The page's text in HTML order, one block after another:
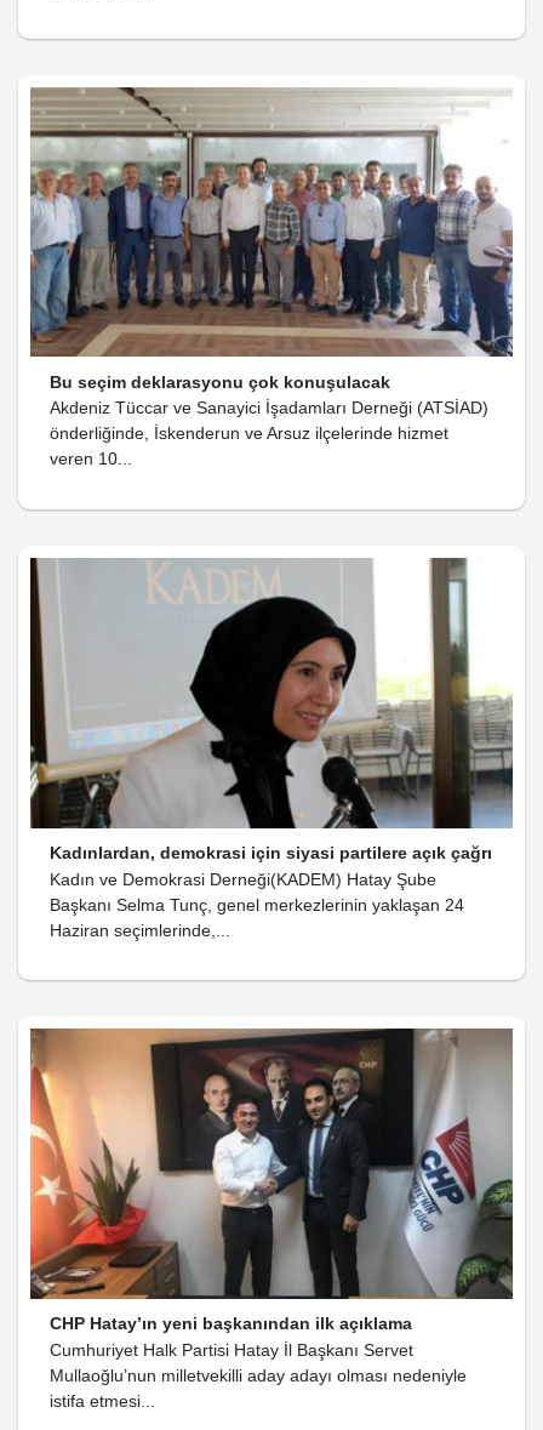
Bu seçim deklarasyonu çok konuşulacak
Akdeniz Tüccar ve Sanayici İşadamları Derneği (ATSİAD)
önderliğinde, İskenderun ve Arsuz ilçelerinde hizmet
veren 10...
Kadınlardan, demokrasi için siyasi partilere açık çağrı
Kadın ve Demokrasi Derneği(KADEM) Hatay Şube
Başkanı Selma Tunç, genel merkezlerinin yaklaşan 24
Haziran seçimlerinde,...
CHP Hatay’ın yeni başkanından ilk açıklama
Cumhuriyet Halk Partisi Hatay İl Başkanı Servet
Mullaoğlu’nun milletvekilli aday adayı olması nedeniyle
istifa etmesi...